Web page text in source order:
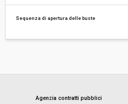
Sequenza di apertura delle buste
Agenzia contratti pubblici